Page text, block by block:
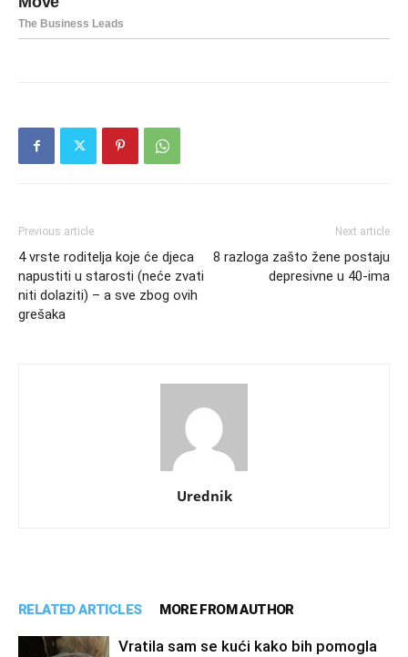
Previous article
4 vrste roditelja koje će djeca
napustiti u starosti (neće zvati
niti dolaziti) – a sve zbog ovih
grešaka
Next article
8 razloga zašto žene postaju
depresivne u 40-ima
Urednik
RELATED ARTICLES MORE FROM AUTHOR
Vratila sam se kući kako bih pomogla